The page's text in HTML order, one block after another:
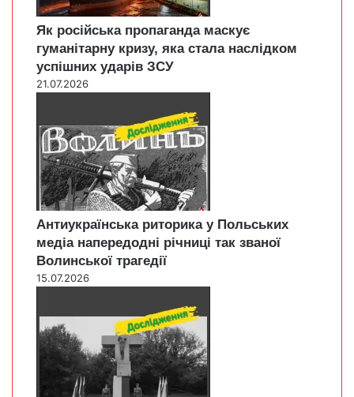
Як російська пропаганда маскує
гуманітарну кризу, яка стала наслідком
успішних ударів ЗСУ
21.07.2026
Антиукраїнська риторика у Польських
медіа напередодні річниці так званої
Волинської трагедії
15.07.2026